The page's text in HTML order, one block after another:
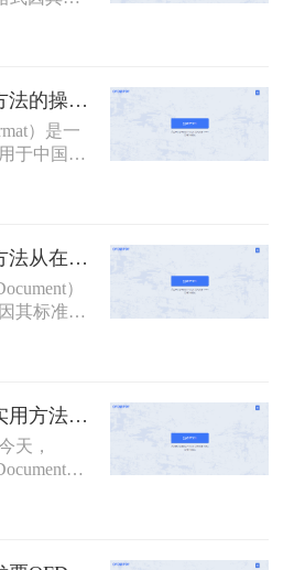
。然而，
要将OFD
。那么
呢？以下
的有效
OFD文件转PDF：3种方法的操作步骤和文件大小限制！
）是一
于中国的
然而，有
换为PDF
ofd文件怎
三种简单
转换为
OFD转PDF格式：4种方法从在线到桌面端的全路径对比！
）
其标准
特点，在
泛应用。
，以便更
么OFD怎
将为您介
方法。
OFD转PDF格式：3种实用方法按发票、合同、报告3种文件选！
天，
）
式，凭借
性，在电